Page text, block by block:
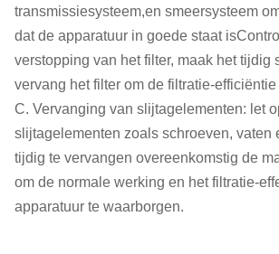
transmissiesysteem,en smeersysteem
dat de apparatuur in goede staat
verstopping van het filter, maak het tijdig
vervang het filter om de filtratie-
C. Vervanging van slijtagelementen: let
slijtagelementen zoals schroeven, vaten
tijdig te vervangen overeenkomstig de
om de normale werking en het filtratie-
apparatuur te waarborgen.